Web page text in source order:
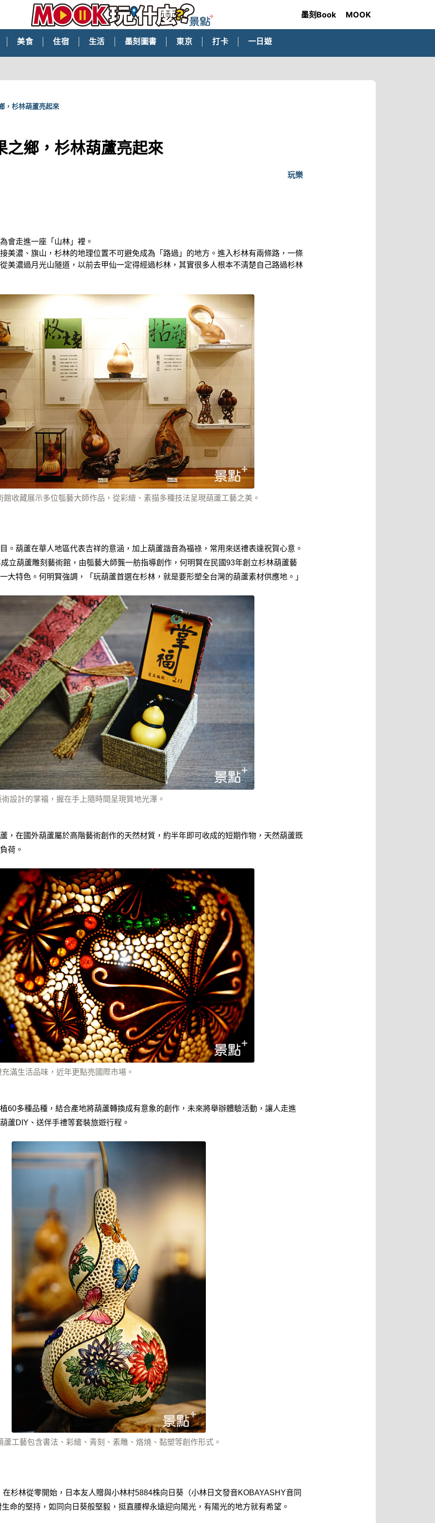
墨刻Book MOOK
美食 住宿 生活 墨刻圖書 東京 打卡 一日遊
，杉林葫蘆亮起來
之鄉，杉林葫蘆亮起來
玩樂
會走進一座「山林」裡。
美濃、旗山，杉林的地理位置不可避免成為「路過」的地方。進入杉林有兩條路，一條
美濃過月光山隧道，以前去甲仙一定得經過杉林，其實很多人根本不清楚自己路過杉林
館收藏展示多位瓠藝大師作品，從彩繪、素描多種技法呈現葫蘆工藝之美。
。葫蘆在華人地區代表吉祥的意涵，加上葫蘆諧音為福祿，常用來送禮表達祝賀心意。
立葫蘆雕刻藝術館，由瓠藝大師龔一舫指導創作，何明賢在民國93年創立杉林葫蘆藝
大特色。何明賢強調，「玩葫蘆首選在杉林，就是要形塑全台灣的葫蘆素材供應地。」
設計的掌福，握在手上隨時間呈現質地光澤。
，在國外葫蘆屬於高階藝術創作的天然材質，約半年即可收成的短期作物，天然葫蘆既
荷。
滿生活品味，近年更點亮國際市場。
60多種品種，結合產地將葫蘆轉換成有意象的創作，未來將舉辦體驗活動，讓人走進
蘆DIY、送伴手禮等套裝旅遊行程。
蘆工藝包含書法、彩繪、青刻、素雕、烙燒、黏塑等創作形式。
杉林從零開始，日本友人贈與小林村5884株向日葵（小林日文發音KOBAYASHY音同
命的堅持，如同向日葵般堅毅，挺直腰桿永遠迎向陽光，有陽光的地方就有希望。